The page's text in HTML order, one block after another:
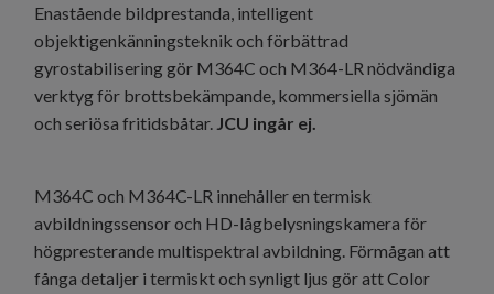
Enastående bildprestanda, intelligent
objektigenkänningsteknik och förbättrad
gyrostabilisering gör M364C och M364-LR nödvändiga
verktyg för brottsbekämpande, kommersiella sjömän
och seriösa fritidsbåtar. JCU ingår ej.
M364C och M364C-LR innehåller en termisk
avbildningssensor och HD-lågbelysningskamera för
högpresterande multispektral avbildning. Förmågan att
fånga detaljer i termiskt och synligt ljus gör att Color